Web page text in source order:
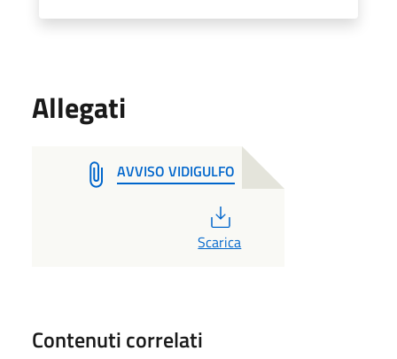
Allegati
AVVISO VIDIGULFO
Scarica
Contenuti correlati